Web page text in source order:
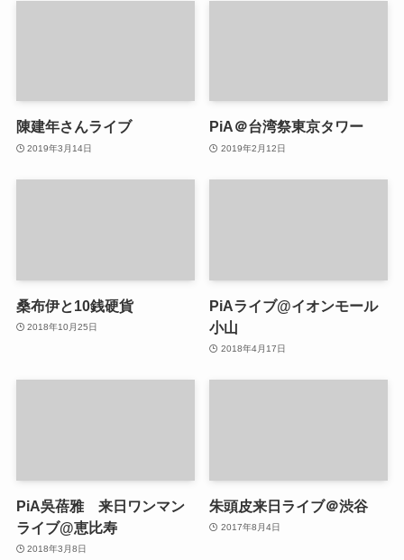
陳建年さんライブ
2019年3月14日
PiA＠台湾祭東京タワー
2019年2月12日
桑布伊と10銭硬貨
2018年10月25日
PiAライブ@イオンモール
小山
2018年4月17日
PiA吳蓓雅 来日ワンマン
ライブ@恵比寿
2018年3月8日
朱頭皮来日ライブ＠渋谷
2017年8月4日